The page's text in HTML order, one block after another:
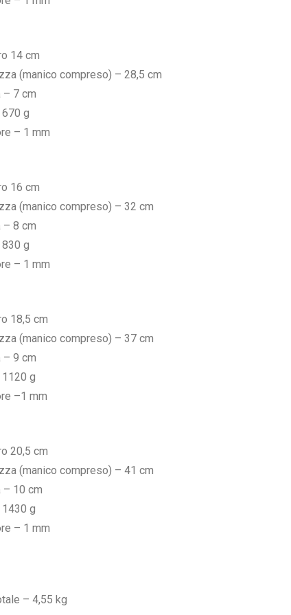
14 cm
(manico compreso) – 28,5 cm
7 cm
g
– 1 mm
16 cm
(manico compreso) – 32 cm
8 cm
g
– 1 mm
18,5 cm
(manico compreso) – 37 cm
9 cm
g
–1 mm
20,5 cm
(manico compreso) – 41 cm
10 cm
g
– 1 mm
– 4,55 kg